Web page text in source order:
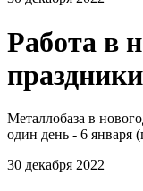
Работа в
праздники
Металлобаза в
один день - 6 января
30 декабря 2022